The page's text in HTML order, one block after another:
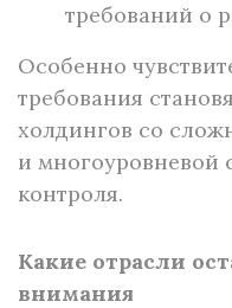
требований о
Особенно
требования
холдингов со
и многоуровневой
контроля.
Какие отрасли
внимания